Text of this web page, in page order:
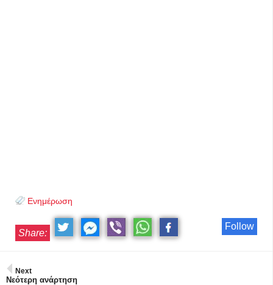
Ενημέρωση
Follow
Share:
Next
Νεότερη ανάρτηση